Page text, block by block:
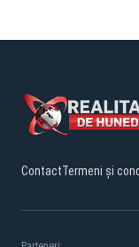
ContactTermeni și